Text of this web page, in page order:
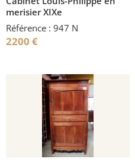
merisier XIXe
Référence : 947 N
2200 €